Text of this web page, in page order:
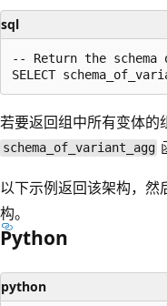
sql
-- Return the
若要返回组中所有变体的
schema_of_variant_agg
以下示例返回该架构，然
构。
Python
python